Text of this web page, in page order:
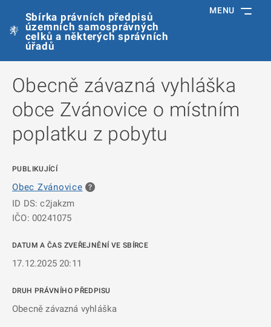
Sbírka právních předpisů
územních samosprávných
celků a některých správních
úřadů
MENU
Obecně závazná vyhláška
obce Zvánovice o místním
poplatku z pobytu
PUBLIKUJÍCÍ
Obec Zvánovice
ID DS: c2jakzm
IČO: 00241075
DATUM A ČAS ZVEŘEJNĚNÍ VE SBÍRCE
17.12.2025 20:11
DRUH PRÁVNÍHO PŘEDPISU
Obecně závazná vyhláška